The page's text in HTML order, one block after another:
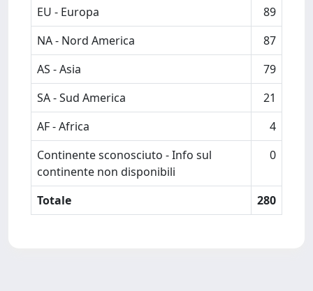
EU - Europa
89
NA - Nord America
87
AS - Asia
79
SA - Sud America
21
AF - Africa
4
Continente sconosciuto - Info sul
continente non disponibili
0
Totale 280